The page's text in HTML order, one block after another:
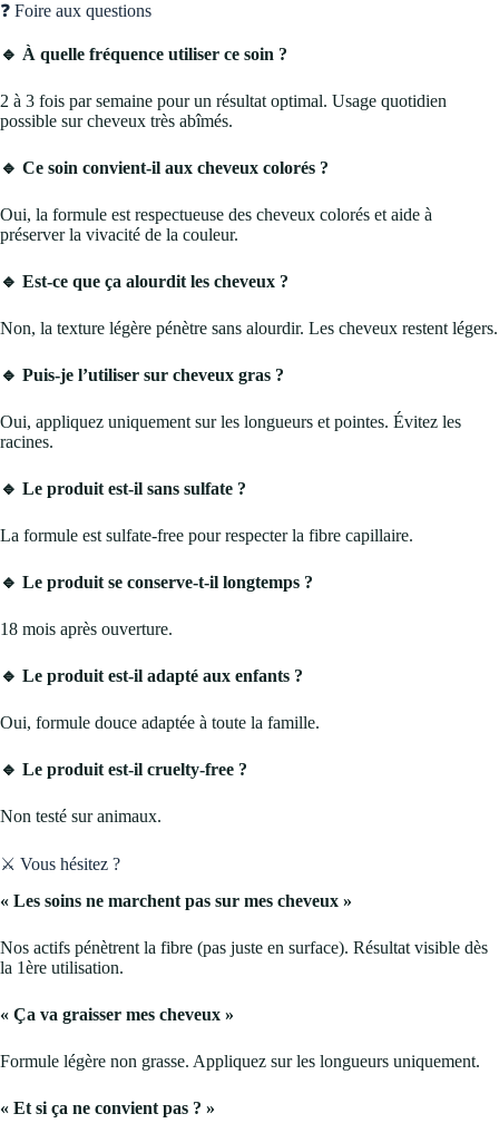
❓ Foire aux questions
🔹 À quelle fréquence utiliser ce soin ?
2 à 3 fois par semaine pour un résultat optimal. Usage quotidien
possible sur cheveux très abîmés.
🔹 Ce soin convient-il aux cheveux colorés ?
Oui, la formule est respectueuse des cheveux colorés et aide à
préserver la vivacité de la couleur.
🔹 Est-ce que ça alourdit les cheveux ?
Non, la texture légère pénètre sans alourdir. Les cheveux restent légers.
🔹 Puis-je l’utiliser sur cheveux gras ?
Oui, appliquez uniquement sur les longueurs et pointes. Évitez les
racines.
🔹 Le produit est-il sans sulfate ?
La formule est sulfate-free pour respecter la fibre capillaire.
🔹 Le produit se conserve-t-il longtemps ?
18 mois après ouverture.
🔹 Le produit est-il adapté aux enfants ?
Oui, formule douce adaptée à toute la famille.
🔹 Le produit est-il cruelty-free ?
Non testé sur animaux.
⚔️ Vous hésitez ?
« Les soins ne marchent pas sur mes cheveux »
Nos actifs pénètrent la fibre (pas juste en surface). Résultat visible dès
la 1ère utilisation.
« Ça va graisser mes cheveux »
Formule légère non grasse. Appliquez sur les longueurs uniquement.
« Et si ça ne convient pas ? »